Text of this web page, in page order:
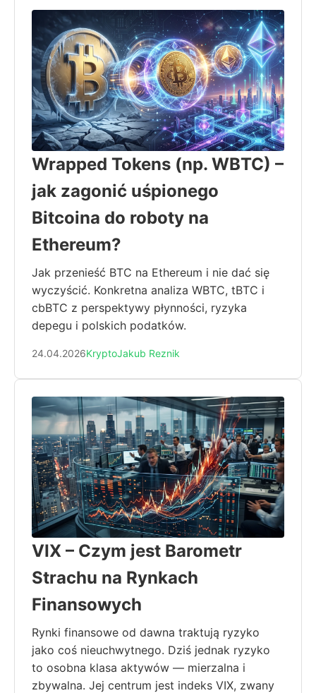
Wrapped Tokens (np. WBTC) –
jak zagonić uśpionego
Bitcoina do roboty na
Ethereum?
Jak przenieść BTC na Ethereum i nie dać się
wyczyścić. Konkretna analiza WBTC, tBTC i
cbBTC z perspektywy płynności, ryzyka
depegu i polskich podatków.
24.04.2026KryptoJakub Reznik
VIX – Czym jest Barometr
Strachu na Rynkach
Finansowych
Rynki finansowe od dawna traktują ryzyko
jako coś nieuchwytnego. Dziś jednak ryzyko
to osobna klasa aktywów — mierzalna i
zbywalna. Jej centrum jest indeks VIX, zwany